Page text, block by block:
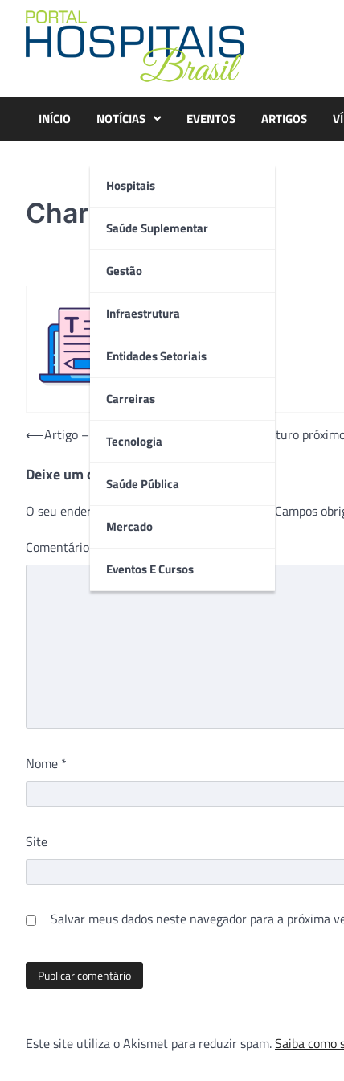
content
INÍCIO NOTÍCIAS
Hospitais
Saúde Suplementar
Gestão
Infraestrutura
Entidades Setoriais
Carreiras
Tecnologia
Saúde Pública
Mercado
Eventos E Cursos
EVENTOS ARTIGOS
Charles Lopes_B2
Navegação
Post
⟵Artigo – O mercado de saúde hoje e seu futuro
Deixe um comentário
O seu endereço de e-mail não será publicado. Campos
Comentário
Nome *
Site
Salvar meus dados neste navegador para a próxima
Este site utiliza o Akismet para reduzir spam.Saiba como